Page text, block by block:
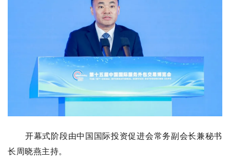
开幕式阶段由中国国际投资促进会常务副会长兼秘书
长周晓燕主持。